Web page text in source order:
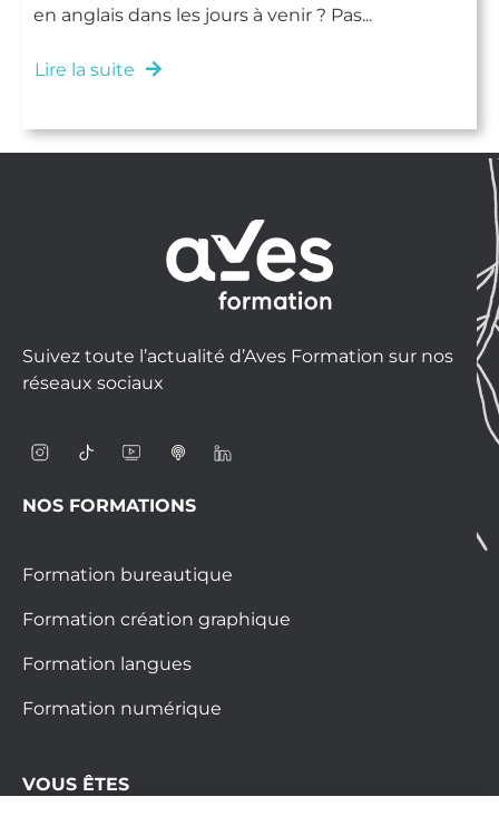
en anglais dans les jours à venir ? Pas...
Lire la suite
Suivez toute l’actualité d’Aves Formation sur nos
réseaux sociaux
NOS FORMATIONS
Formation bureautique
Formation création graphique
Formation langues
Formation numérique
VOUS ÊTES